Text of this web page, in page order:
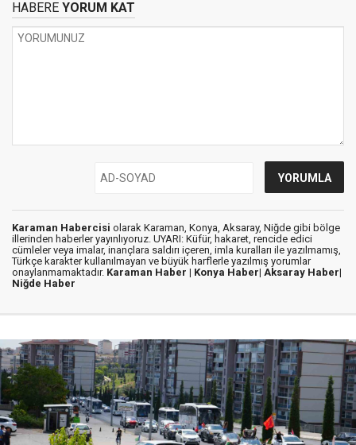
HABERE YORUM KAT
Karaman Habercisi olarak Karaman, Konya, Aksaray, Niğde gibi bölge
illerinden haberler yayınlıyoruz. UYARI: Küfür, hakaret, rencide edici
cümleler veya imalar, inançlara saldırı içeren, imla kuralları ile yazılmamış,
Türkçe karakter kullanılmayan ve büyük harflerle yazılmış yorumlar
onaylanmamaktadır. Karaman Haber | Konya Haber| Aksaray Haber|
Niğde Haber